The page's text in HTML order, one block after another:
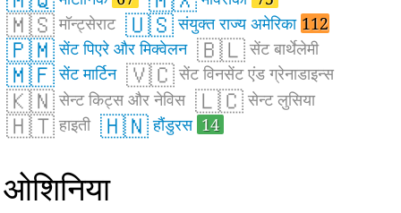
🇲🇸 मॉन्ट्सेराट 🇺🇸संयुक्त राज्य अमेरिका 112
🇵🇲सेंट पिएरे और मिक्वेलन 🇧🇱 सेंट बार्थेलेमी
🇲🇫सेंट मार्टिन 🇻🇨 सेंट विनसेंट एंड ग्रेनाडाइन्स
🇰🇳 सेन्ट किट्स और नेविस 🇱🇨 सेन्ट लुसिया
🇭🇹 हाइती 🇭🇳हौंडुरस 14
ओशिनिया